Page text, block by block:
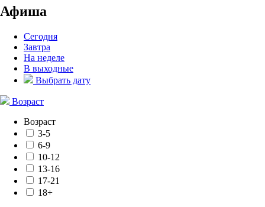
Афиша
Сегодня
Завтра
На неделе
В выходные
Выбрать дату
Возраст
Возраст
3-5
6-9
10-12
13-16
17-21
18+